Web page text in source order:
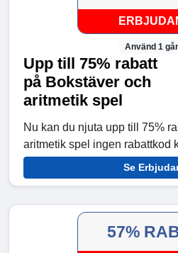
Använd 1
Upp till 75% rabatt
på Bokstäver och
aritmetik spel
Nu kan du njuta upp till 75%
aritmetik spel ingen rabattkod
Se
57%